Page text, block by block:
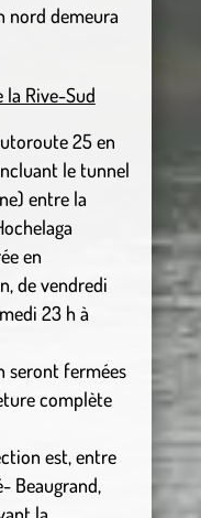
nord demeura
Rive-Sud
25 en
le tunnel
entre la
en
de vendredi
23 h à
seront fermées
complète
est, entre
Beaugrand,
la